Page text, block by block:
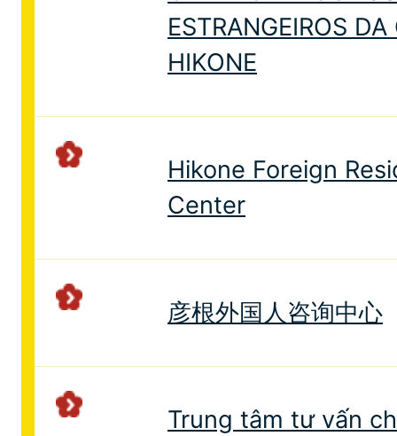
ESTRANGEIROS
HIKONE
Hikone Foreign
Center
彦根外国人咨询中心
Trung tâm tư vấn